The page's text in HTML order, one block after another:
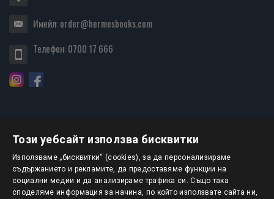
Имейл:order@hermesbooks.com
Телефон:0700 17 666
БЮЛЕТИН
АБОНИРАНЕ
Този уебсайт използва бисквитки
Използваме „бисквитки“ (cookies), за да персонализираме
съдържанието и рекламите, да предоставяме функции на
социални медии и да анализираме трафика си. Също така
споделяме информация за начина, по който използвате сайта ни,